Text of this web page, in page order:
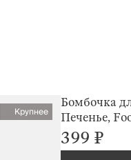
Крупнее
Бомбочка
Печенье,
399 ₽